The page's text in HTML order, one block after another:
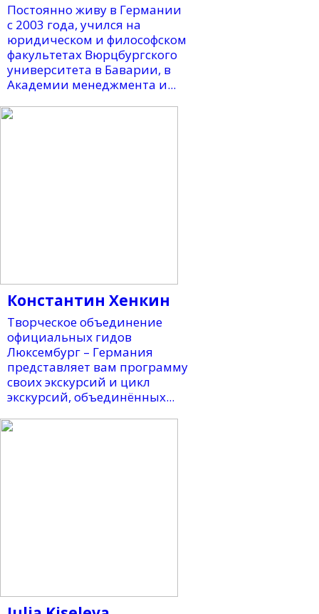
Постоянно живу в Германии
с 2003 года, учился на
юридическом и философском
факультетах Вюрцбургского
университета в Баварии, в
Академии менеджмента и...
Константин Хенкин
Творческое объединение
официальных гидов
Люксембург – Германия
представляет вам программу
своих экскурсий и цикл
экскурсий, объединённых...